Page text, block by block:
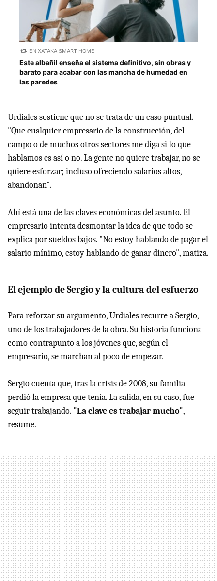
EN XATAKA SMART HOME
Este albañil enseña el sistema definitivo, sin obras y
barato para acabar con las mancha de humedad en
las paredes
Urdiales sostiene que no se trata de un caso puntual.
"Que cualquier empresario de la construcción, del
campo o de muchos otros sectores me diga si lo que
hablamos es así o no. La gente no quiere trabajar, no se
quiere esforzar; incluso ofreciendo salarios altos,
abandonan".
Ahí está una de las claves económicas del asunto. El
empresario intenta desmontar la idea de que todo se
explica por sueldos bajos. "No estoy hablando de pagar el
salario mínimo, estoy hablando de ganar dinero", matiza.
El ejemplo de Sergio y la cultura del esfuerzo
Para reforzar su argumento, Urdiales recurre a Sergio,
uno de los trabajadores de la obra. Su historia funciona
como contrapunto a los jóvenes que, según el
empresario, se marchan al poco de empezar.
Sergio cuenta que, tras la crisis de 2008, su familia
perdió la empresa que tenía. La salida, en su caso, fue
seguir trabajando. "La clave es trabajar mucho",
resume.